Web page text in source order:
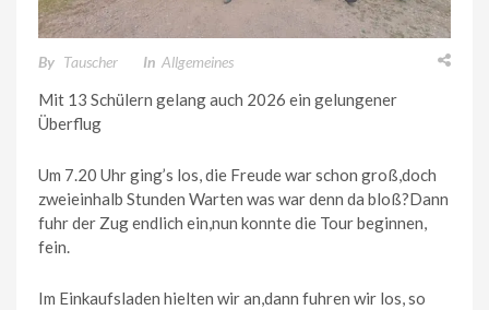
By Tauscher In Allgemeines
Mit 13 Schülern gelang auch 2026 ein gelungener
Überflug
Um 7.20 Uhr ging’s los, die Freude war schon groß,doch
zweieinhalb Stunden Warten was war denn da bloß?Dann
fuhr der Zug endlich ein,nun konnte die Tour beginnen,
fein.
Im Einkaufsladen hielten wir an,dann fuhren wir los, so